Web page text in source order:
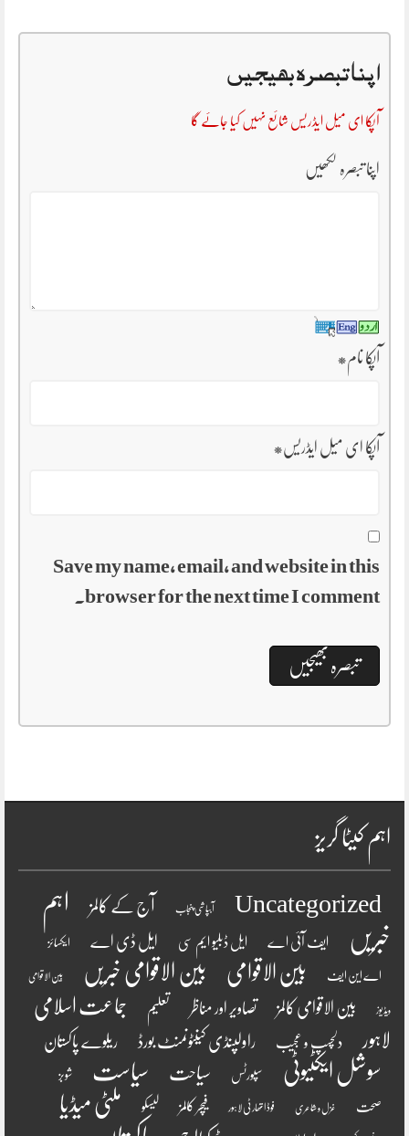
اپنا تبصرہ بھیجیں
آپکا ای میل ایڈریس شائع نہیں کیا جائے گا
اپنا تبصرہ لکھیں
آپکا نام*
آپکا ای میل ایڈریس*
Save my name, email, and website in this
browser for the next time I comment.
اہم کیٹا گریز
Uncategorized آبپاشی پنجاب آج کے کالمز
اہم
خبریں
ایف آئی اے ایل ڈبلیو ایم سی ایل ڈی اے ایکسائز
اے این ایف بین الاقوامی بین الاقوامی خبریں بین الاقوامی
ویڈیوز بین الاقوامی کالمز تصاویر اور مناظر تعلیم
جماعت اسلامی
لاہور
دلچسپ و عجیب راولپنڈی کینٹونمنٹ بورڈ ریلوے پاکستان
سوشل ایکٹیوٹی سپورٹس سیاحت سیاست شوبز
صحت غزل و شاعری فوڈ اتھارٹی لاہور فیچر کالمز لیسکو ملٹی میڈیا